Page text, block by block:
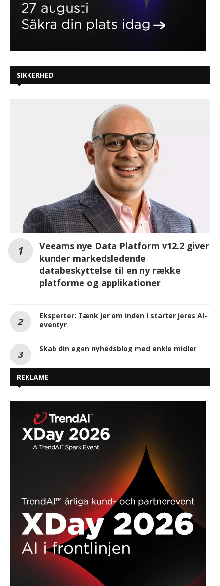
SIKKERHED
Veeams nye Data Platform v12.2 giver
kunder markedsledende
databeskyttelse til en ny række
platforme og applikationer
Eksperter: Tænk jer om inden I starter jeres AI-
eventyr
Skab din egen nyhedsblog med enkle midler
REKLAME